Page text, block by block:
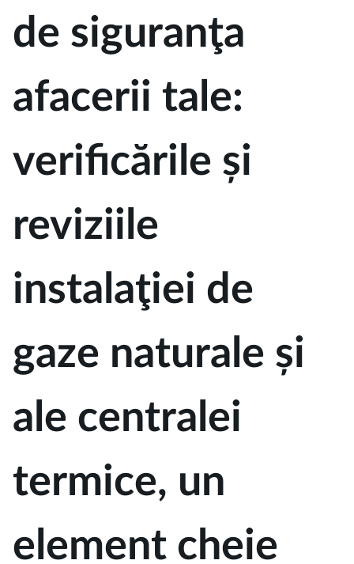
de siguranţa
afacerii tale:
verificările și
reviziile
instalaţiei de
gaze naturale și
ale centralei
termice, un
element cheie